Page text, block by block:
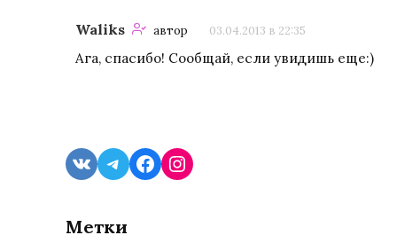
Waliks автор 03.04.2013 в 22:35
Ага, спасибо! Сообщай, если увидишь еще:)
VKTelegram
Facebook
Instagram
Метки